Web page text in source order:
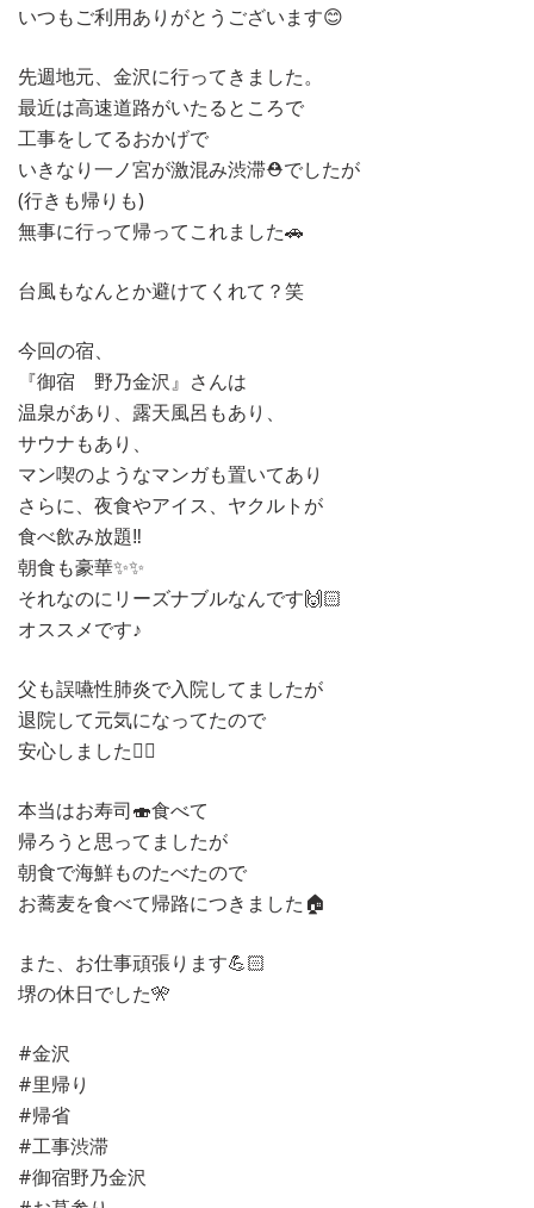
いつもご利用ありがとうございます😊
先週地元、金沢に行ってきました。
最近は高速道路がいたるところで
工事をしてるおかげで
いきなり一ノ宮が激混み渋滞⛑️でしたが
(行きも帰りも)
無事に行って帰ってこれました🚗
台風もなんとか避けてくれて？笑
今回の宿、
『御宿 野乃金沢』さんは
温泉があり、露天風呂もあり、
サウナもあり、
マン喫のようなマンガも置いてあり
さらに、夜食やアイス、ヤクルトが
食べ飲み放題‼️
朝食も豪華✨✨
それなのにリーズナブルなんです🙌🏻
オススメです♪
父も誤嚥性肺炎で入院してましたが
退院して元気になってたので
安心しました😮‍💨
本当はお寿司🍣食べて
帰ろうと思ってましたが
朝食で海鮮ものたべたので
お蕎麦を食べて帰路につきました🏠
また、お仕事頑張ります💪🏻
堺の休日でした🎌
#金沢
#里帰り
#帰省
#工事渋滞
#御宿野乃金沢